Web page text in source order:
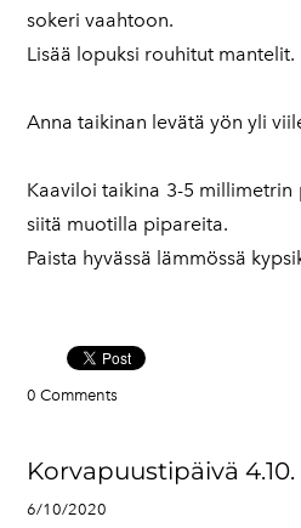
sokeri vaahtoon.
Lisää lopuksi rouhitut mantelit.
Anna taikinan levätä yön yli
Kaaviloi taikina 3-5 millimetrin
siitä muotilla pipareita.
Paista hyvässä lämmössä
0 Comments
Korvapuustipäivä 4.10.
6/10/2020